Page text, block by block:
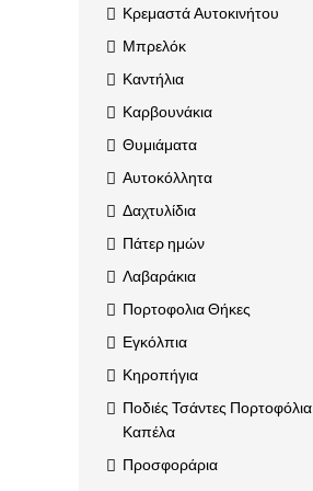
Κρεμαστά Αυτοκινήτου
Μπρελόκ
Καντήλια
Καρβουνάκια
Θυμιάματα
Αυτοκόλλητα
Δαχτυλίδια
Πάτερ ημών
Λαβαράκια
Πορτοφολια Θήκες
Εγκόλπια
Κηροπήγια
Ποδιές Τσάντες Πορτοφόλια
Καπέλα
Προσφοράρια